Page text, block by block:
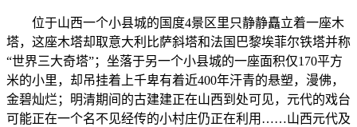
位于山西一个小县城的国度4景区里只静静矗立着一座木
塔，这座木塔却取意大利比萨斜塔和法国巴黎埃菲尔铁塔并称
“世界三大奇塔”；坐落于另一个小县城的一座面积仅170平方
米的小里，却吊挂着上千卑有着近400年汗青的悬塑，漫佛，
金碧灿烂；明清期间的古建建正在山西到处可见，元代的戏台
可能正在一个名不见经传的小村庄仍正在利用……山西元代及